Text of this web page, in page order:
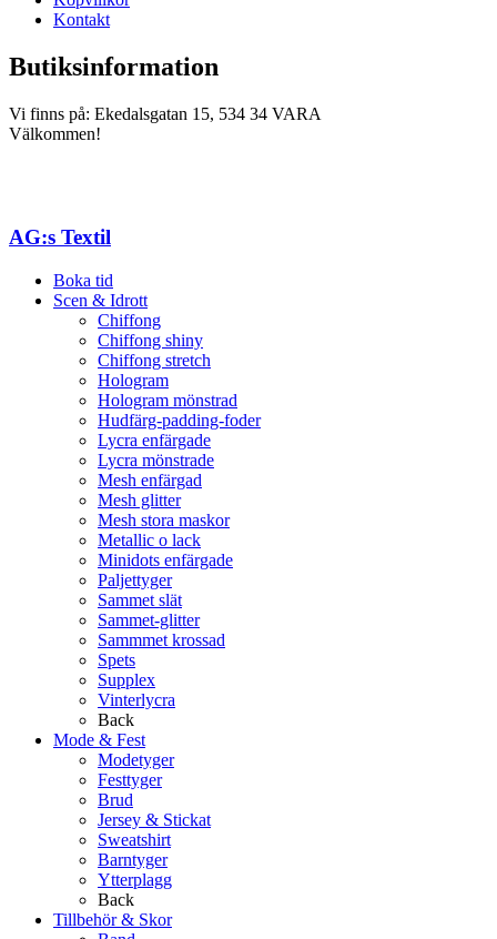
Kontakt
Butiksinformation
Vi finns på: Ekedalsgatan 15, 534 34 VARA
Välkommen!
AG:s Textil
Boka tid
Scen & Idrott
Chiffong
Chiffong shiny
Chiffong stretch
Hologram
Hologram mönstrad
Hudfärg-padding-foder
Lycra enfärgade
Lycra mönstrade
Mesh enfärgad
Mesh glitter
Mesh stora maskor
Metallic o lack
Minidots enfärgade
Paljettyger
Sammet slät
Sammet-glitter
Sammmet krossad
Spets
Supplex
Vinterlycra
Back
Mode & Fest
Modetyger
Festtyger
Brud
Jersey & Stickat
Sweatshirt
Barntyger
Ytterplagg
Back
Tillbehör & Skor